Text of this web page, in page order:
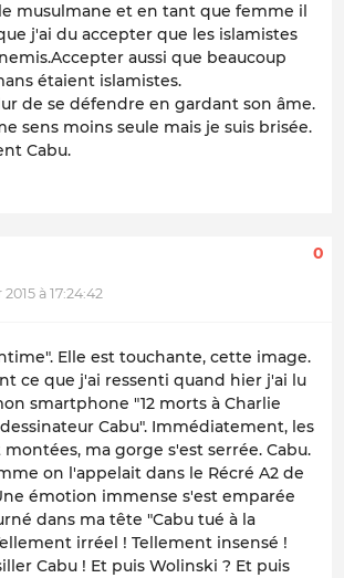
musulmane et en tant que femme il
j'ai du accepter que les islamistes
aussi que beaucoup
étaient islamistes.
de se défendre en gardant son âme.
sens moins seule mais je suis brisée.
Cabu.
à 17:24:42
0
Elle est touchante, cette image.
ce que j'ai ressenti quand hier j'ai lu
smartphone "12 morts à Charlie
Cabu". Immédiatement, les
montées, ma gorge s'est serrée. Cabu.
on l'appelait dans le Récré A2 de
émotion immense s'est emparée
dans ma tête "Cabu tué à la
irréel ! Tellement insensé !
Cabu ! Et puis Wolinski ? Et puis